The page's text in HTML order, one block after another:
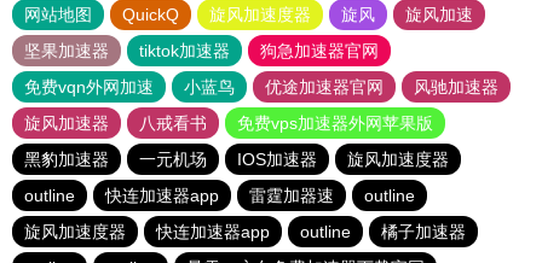
网站地图 QuickQ 旋风加速度器 旋风
旋风加速
坚果加速器
tiktok加速器
狗急加速器官网
免费vqn外网加速
小蓝鸟 优途加速器官网
风驰加速器
旋风加速器
八戒看书
免费vps加速器外网苹果版
黑豹加速器
一元机场 IOS加速器
旋风加速度器
outline
快连加速器app 雷霆加器速
outline
旋风加速度器
快连加速器app outline
橘子加速器